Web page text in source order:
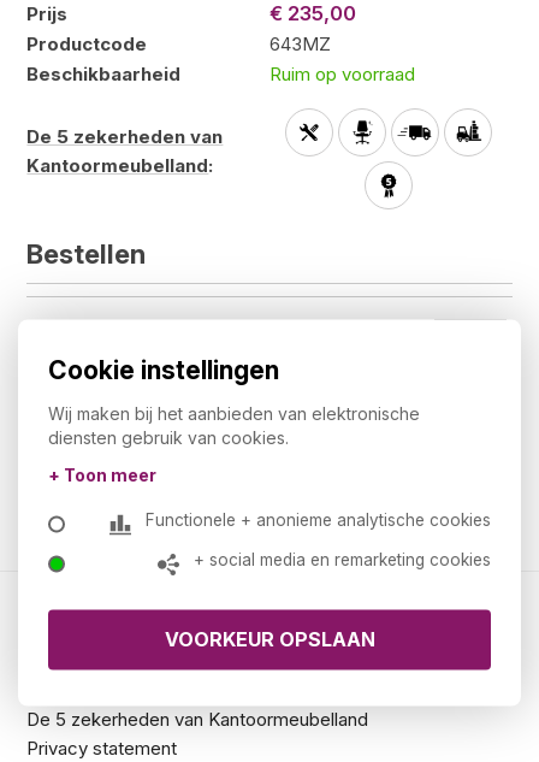
Prijs € 235,00
Productcode
643MZ
Beschikbaarheid
Ruim op voorraad
De 5 zekerheden van
Kantoormeubelland:
Bestellen
Totaal
Totaal incl. BTW
Kantoormeubelland.nl
Over ons
De 5 zekerheden van Kantoormeubelland
Privacy statement
Cookie instellingen
Wij maken bij het aanbieden van elektronische
diensten gebruik van cookies.
+ Toon meer
Functionele + anonieme analytische cookies
+ social media en remarketing cookies